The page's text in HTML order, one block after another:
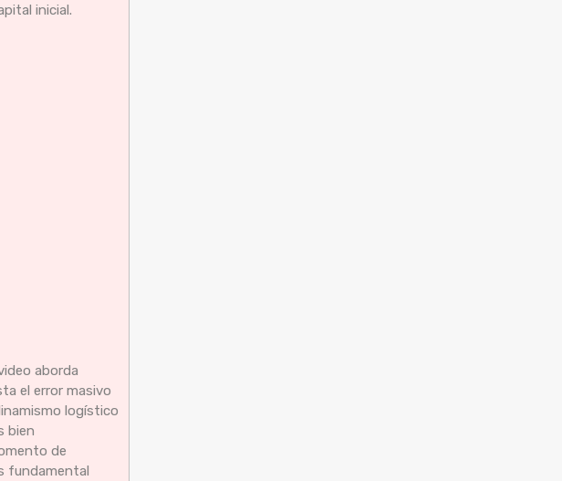
inicial.
aborda
el error masivo
logístico
bien
de
fundamental